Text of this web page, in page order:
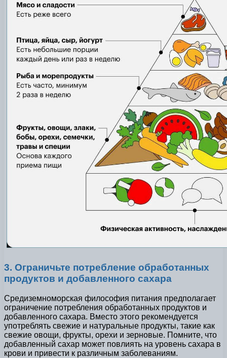
3. Ограничьте потребление обработанных
продуктов и добавленного сахара
Средиземноморская философия питания предполагает
ограничение потребления обработанных продуктов и
добавленного сахара. Вместо этого рекомендуется
употреблять свежие и натуральные продукты, такие как
свежие овощи, фрукты, орехи и зерновые. Помните, что
добавленный сахар может повлиять на уровень сахара в
крови и привести к различным заболеваниям.